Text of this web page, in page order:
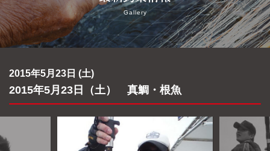
最新釣果情報
船舶概要
Gallery
2015年5月23日 (土)
2015年5月23日（土） 真鯛・根魚